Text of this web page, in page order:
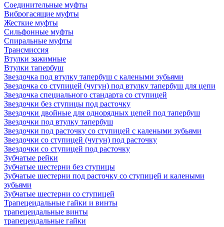
Соединительные муфты
Виброгасящие муфты
Жесткие муфты
Сильфонные муфты
Спиральные муфты
Трансмиссия
Втулки зажимные
Втулки тапербуш
Звездочка под втулку тапербуш c калеными зубьями
Звездочка со ступицей (чугун) под втулку тапербуш для цепи
Звездочка специального стандарта со ступицей
Звездочки без ступицы под расточку
Звездочки двойные для однорядных цепей под тапербуш
Звездочки под втулку тапербуш
Звездочки под расточку со ступицей с калеными зубьями
Звездочки со ступицей (чугун) под расточку
Звездочки со ступицей под расточку
Зубчатые рейки
Зубчатые шестерни без ступицы
Зубчатые шестерни под расточку со ступицей и калеными
зубьями
Зубчатые шестерни со ступицей
Трапецеидальные гайки и винты
трапецеидальные винты
трапецеидальные гайки